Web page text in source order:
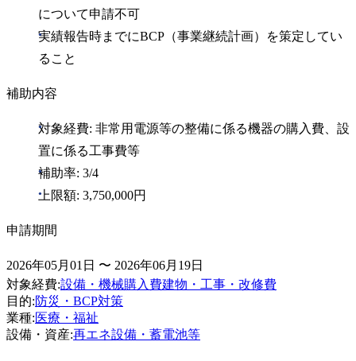
について申請不可
実績報告時までにBCP（事業継続計画）を策定してい
ること
補助内容
対象経費: 非常用電源等の整備に係る機器の購入費、設
置に係る工事費等
補助率: 3/4
上限額: 3,750,000円
申請期間
2026年05月01日 〜 2026年06月19日
対象経費:設備・機械購入費建物・工事・改修費
目的:防災・BCP対策
業種:医療・福祉
設備・資産:再エネ設備・蓄電池等